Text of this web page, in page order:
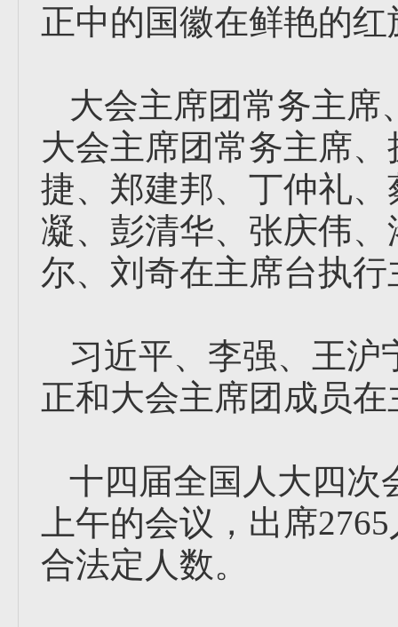
正中的国徽在鲜艳的
大会主席团常务主席
大会主席团常务主席
捷、郑建邦、丁仲礼
凝、彭清华、张庆伟
尔、刘奇在主席台执
习近平、李强、王沪
正和大会主席团成员
十四届全国人大四次
上午的会议，出席
合法定人数。